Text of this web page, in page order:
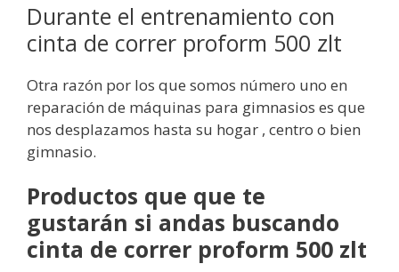
Durante el entrenamiento con
cinta de correr proform 500 zlt
Otra razón por los que somos número uno en
reparación de máquinas para gimnasios es que
nos desplazamos hasta su hogar , centro o bien
gimnasio.
Productos que que te
gustarán si andas buscando
cinta de correr proform 500 zlt